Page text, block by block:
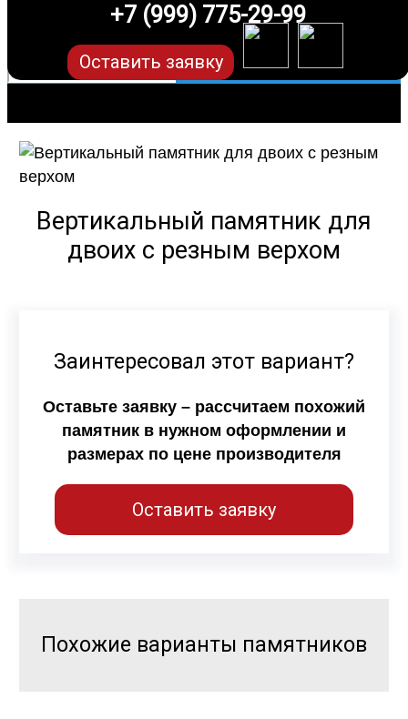
+7 (999) 775-29-99
Оставить заявку
Вертикальный памятник для
двоих с резным верхом
Заинтересовал этот вариант?
Оставьте заявку – рассчитаем похожий
памятник в нужном оформлении и
размерах по цене производителя
Оставить заявку
Похожие варианты памятников